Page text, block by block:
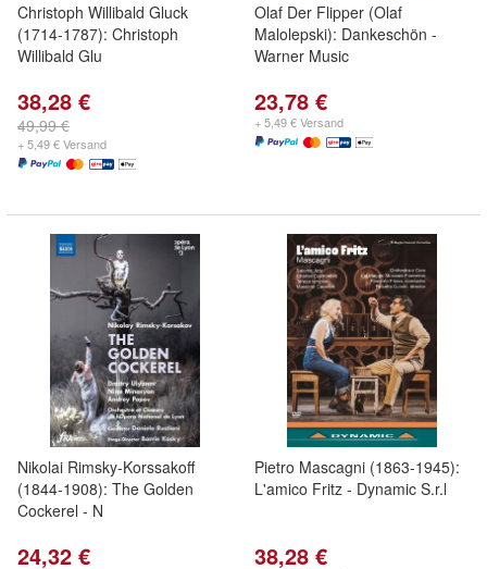
Christoph Willibald Gluck
(1714-1787): Christoph
Willibald Glu
38,28 €
49,99 €
+ 5,49 € Versand
Olaf Der Flipper (Olaf
Malolepski): Dankeschön -
Warner Music
23,78 €
+ 5,49 € Versand
Nikolai Rimsky-Korssakoff
(1844-1908): The Golden
Cockerel - N
24,32 €
Pietro Mascagni (1863-1945):
L'amico Fritz - Dynamic S.r.l
38,28 €